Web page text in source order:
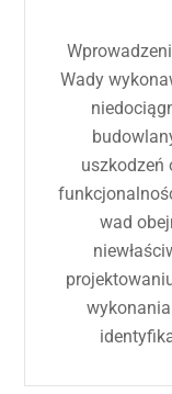
Wady
uszkodzeń
wad